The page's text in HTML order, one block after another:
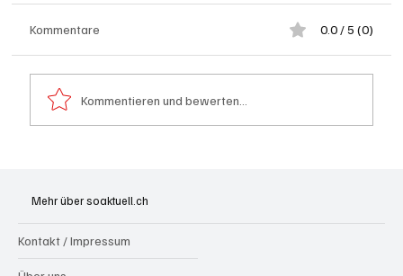
Kommentare 0.0 / 5 (0)
Kommentieren und bewerten...
Mehr über soaktuell.ch
Kontakt / Impressum